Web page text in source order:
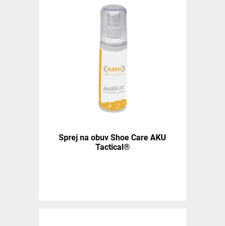
Sprej na obuv Shoe Care AKU
Tactical®